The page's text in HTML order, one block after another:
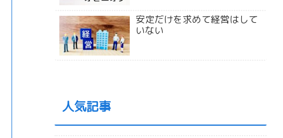
安定だけを求めて経営はして
いない
人気記事